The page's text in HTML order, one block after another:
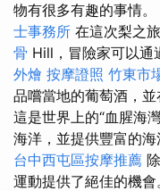
物有很多有趣的事情。
士事務所 在這次梨之
骨 Hill，冒險家可以通
外燴 按摩證照 竹東市
品嚐當地的葡萄酒，並
這是世界上的“血腥海
海洋，並提供豐富的海
台中西屯區按摩推薦
運動提供了絕佳的機會